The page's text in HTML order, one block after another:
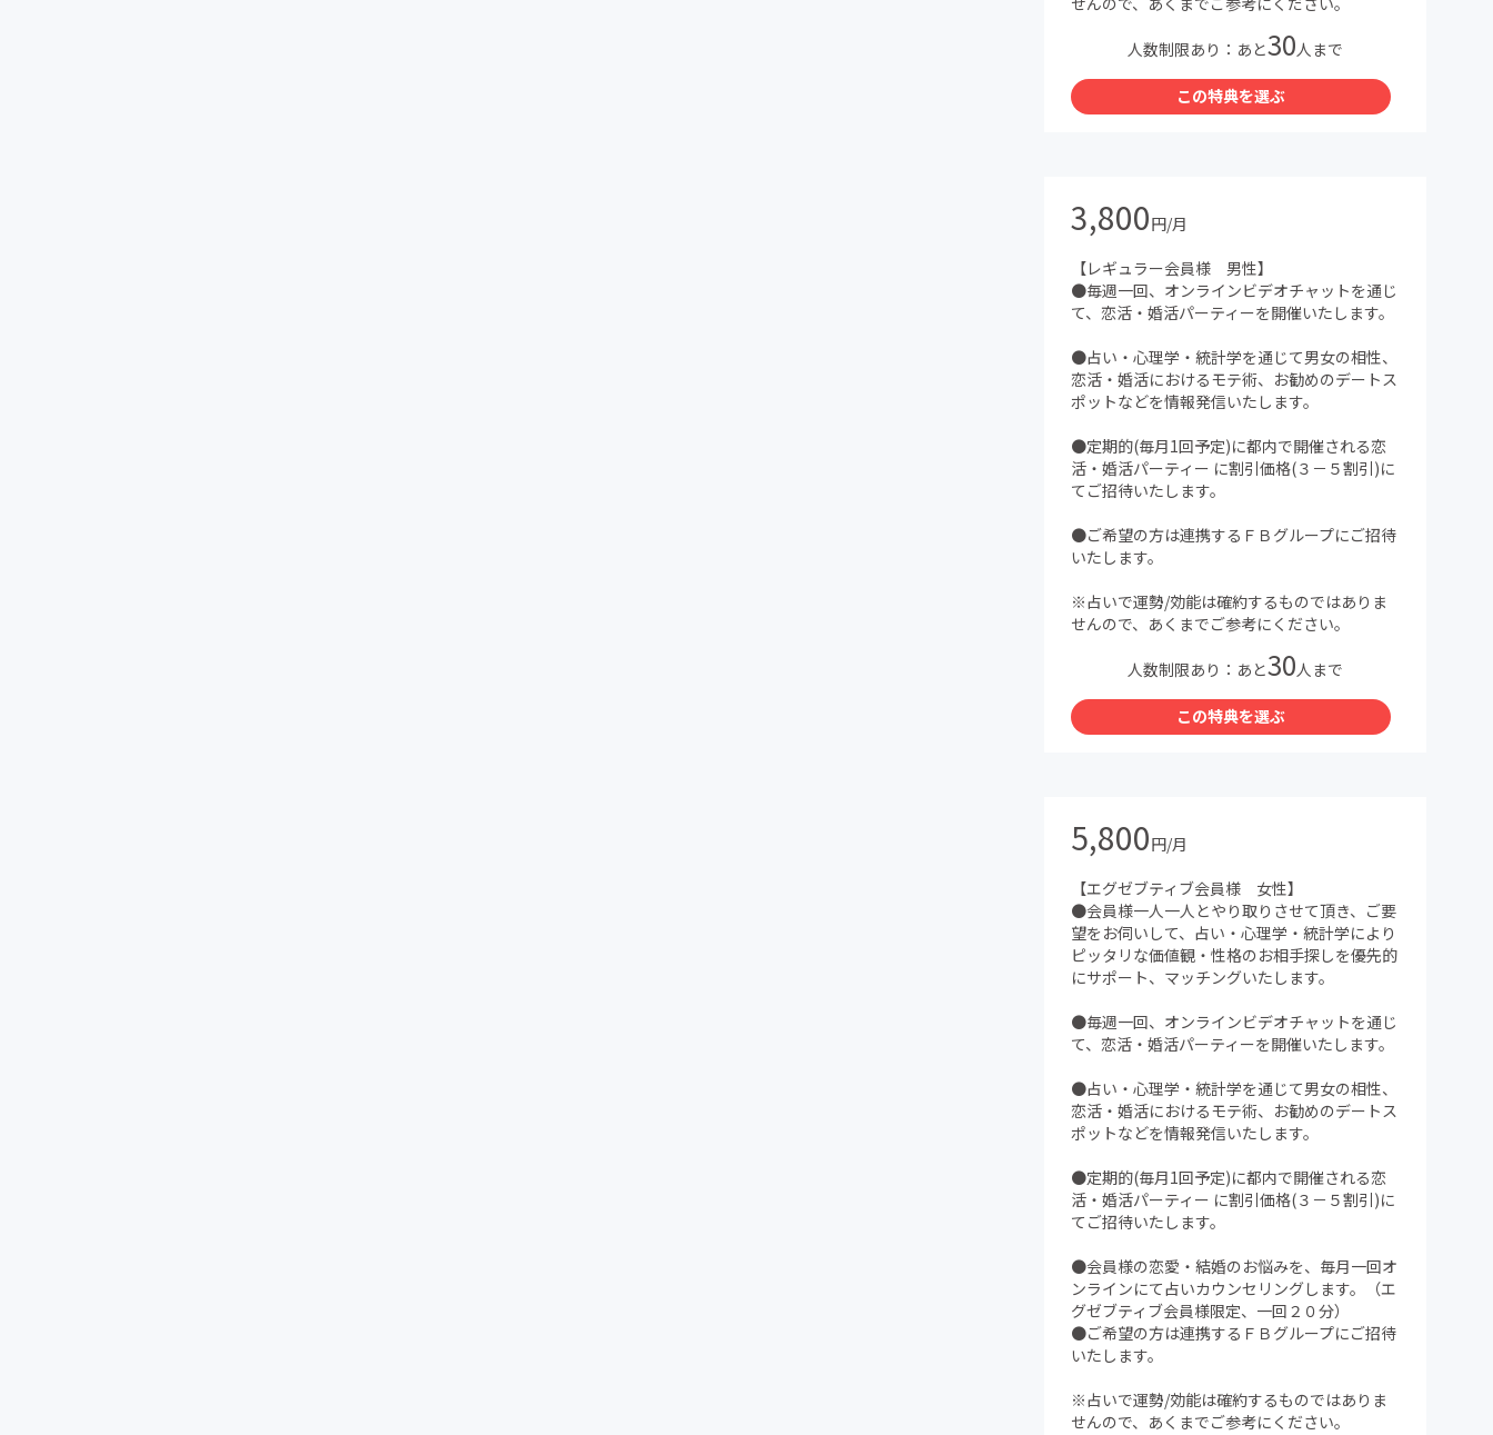
人数制限あり：あと30人まで
この特典を選ぶ
3,800円/月
【レギュラー会員様 男性】
●毎週一回、オンラインビデオチャットを通じ
て、恋活・婚活パーティーを開催いたします。
●占い・心理学・統計学を通じて男女の相性、
恋活・婚活におけるモテ術、お勧めのデートス
ポットなどを情報発信いたします。
●定期的(毎月1回予定)に都内で開催される恋
活・婚活パーティー に割引価格(３－５割引)に
てご招待いたします。
●ご希望の方は連携するＦＢグループにご招待
いたします。
※占いで運勢/効能は確約するものではありま
せんので、あくまでご参考にください。
人数制限あり：あと30人まで
この特典を選ぶ
5,800円/月
【エグゼブティブ会員様 女性】
●会員様一人一人とやり取りさせて頂き、ご要
望をお伺いして、占い・心理学・統計学により
ピッタリな価値観・性格のお相手探しを優先的
にサポート、マッチングいたします。
●毎週一回、オンラインビデオチャットを通じ
て、恋活・婚活パーティーを開催いたします。
●占い・心理学・統計学を通じて男女の相性、
恋活・婚活におけるモテ術、お勧めのデートス
ポットなどを情報発信いたします。
●定期的(毎月1回予定)に都内で開催される恋
活・婚活パーティー に割引価格(３－５割引)に
てご招待いたします。
●会員様の恋愛・結婚のお悩みを、毎月一回オ
ンラインにて占いカウンセリングします。（エ
グゼブティブ会員様限定、一回２０分）
●ご希望の方は連携するＦＢグループにご招待
いたします。
※占いで運勢/効能は確約するものではありま
せんので、あくまでご参考にください。